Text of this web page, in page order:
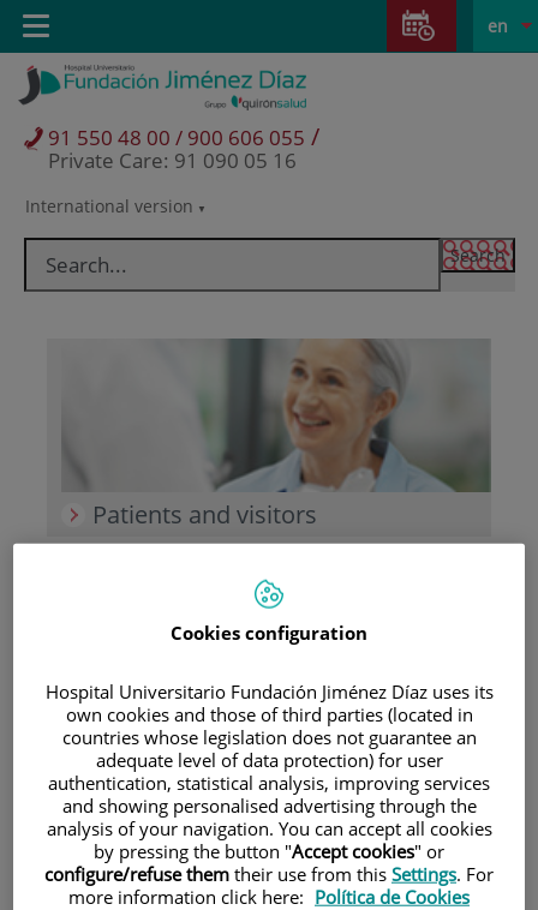
Jump to content
Jump
content
Language
selector
Active
en
International version
91 550 48 00 / 900 606 055 /
Private Care: 91 090 05 16
Toggle
navigation
Patients and visitors
Research
Cookies configuration
Hospital Universitario Fundación Jiménez Díaz uses its
own cookies and those of third parties (located in
countries whose legislation does not guarantee an
adequate level of data protection) for user
authentication, statistical analysis, improving services
and showing personalised advertising through the
analysis of your navigation. You can accept all cookies
by pressing the button "Accept cookies" or
configure/refuse them their use from this Settings. For
more information click here: Política de Cookies